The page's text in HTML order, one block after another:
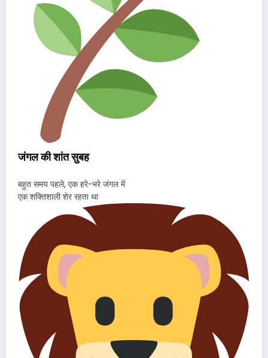
जंगल की शांत सुबह
बहुत समय पहले, एक हरे-भरे जंगल में
एक शक्तिशाली शेर रहता था